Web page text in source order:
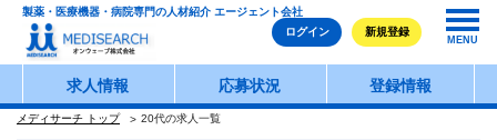
製薬・医療機器・病院専門の人材紹介 エージェント会社
ログイン
新規登録
MENU
求人情報 応募状況 登録情報
メディサーチ トップ 20代の求人一覧